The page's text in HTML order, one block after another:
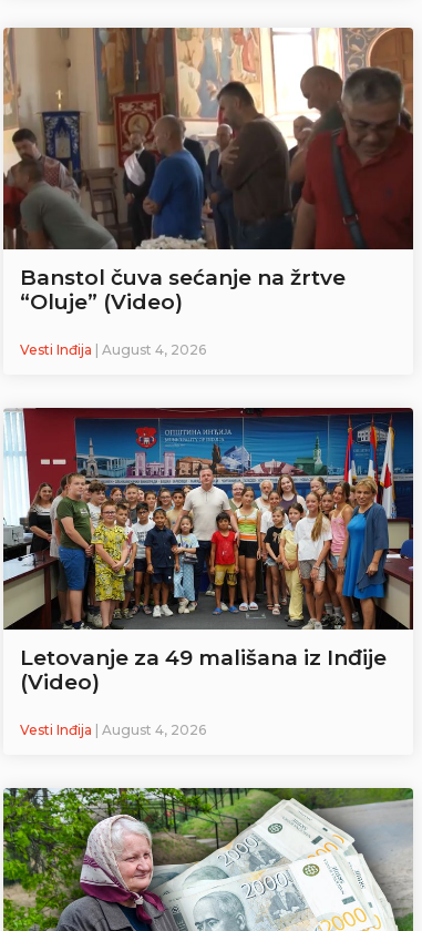
Banstol čuva sećanje na žrtve
“Oluje” (Video)
Vesti Inđija | August 4, 2026
Letovanje za 49 mališana iz Inđije
(Video)
Vesti Inđija | August 4, 2026